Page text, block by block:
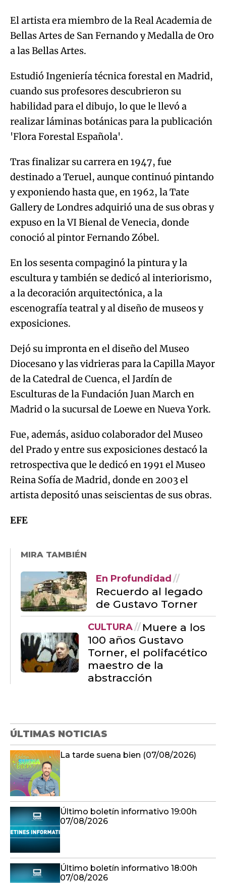
El artista era miembro de la Real Academia de
Bellas Artes de San Fernando y Medalla de Oro
a las Bellas Artes.
Estudió Ingeniería técnica forestal en Madrid,
cuando sus profesores descubrieron su
habilidad para el dibujo, lo que le llevó a
realizar láminas botánicas para la publicación
'Flora Forestal Española'.
Tras finalizar su carrera en 1947, fue
destinado a Teruel, aunque continuó pintando
y exponiendo hasta que, en 1962, la Tate
Gallery de Londres adquirió una de sus obras y
expuso en la VI Bienal de Venecia, donde
conoció al pintor Fernando Zóbel.
En los sesenta compaginó la pintura y la
escultura y también se dedicó al interiorismo,
a la decoración arquitectónica, a la
escenografía teatral y al diseño de museos y
exposiciones.
Dejó su impronta en el diseño del Museo
Diocesano y las vidrieras para la Capilla Mayor
de la Catedral de Cuenca, el Jardín de
Esculturas de la Fundación Juan March en
Madrid o la sucursal de Loewe en Nueva York.
Fue, además, asiduo colaborador del Museo
del Prado y entre sus exposiciones destacó la
retrospectiva que le dedicó en 1991 el Museo
Reina Sofía de Madrid, donde en 2003 el
artista depositó unas seiscientas de sus obras.
EFE
MIRA TAMBIÉN
En Profundidad
Recuerdo al legado
de Gustavo Torner
CULTURA
Muere a los
100 años Gustavo
Torner, el polifacético
maestro de la
abstracción
ÚLTIMAS NOTICIAS
La tarde suena bien (07/08/2026)
Último boletín informativo 19:00h
07/08/2026
Último boletín informativo 18:00h
07/08/2026